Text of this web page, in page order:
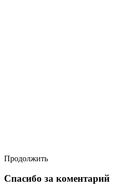
Продолжить
Спасибо за коментарий